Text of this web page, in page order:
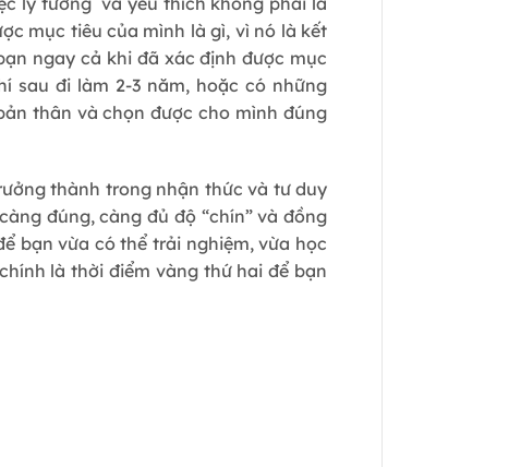
mục tiêu của mình là gì, vì nó là kết
ngay cả khi đã xác định được mục
sau đi làm 2-3 năm, hoặc có những
thân và chọn được cho mình đúng
thành trong nhận thức và tư duy
đúng, càng đủ độ “chín” và đồng
bạn vừa có thể trải nghiệm, vừa học
là thời điểm vàng thứ hai để bạn